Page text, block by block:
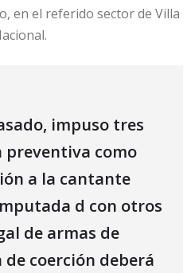
en el referido sector de Villa
impuso tres
preventiva como
a la cantante
d con otros
de armas de
coerción deberá